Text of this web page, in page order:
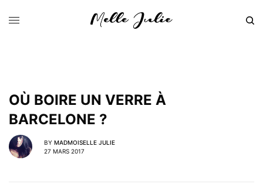
OÙ BOIRE UN VERRE À
BARCELONE ?
BY MADMOISELLE JULIE
27 MARS 2017